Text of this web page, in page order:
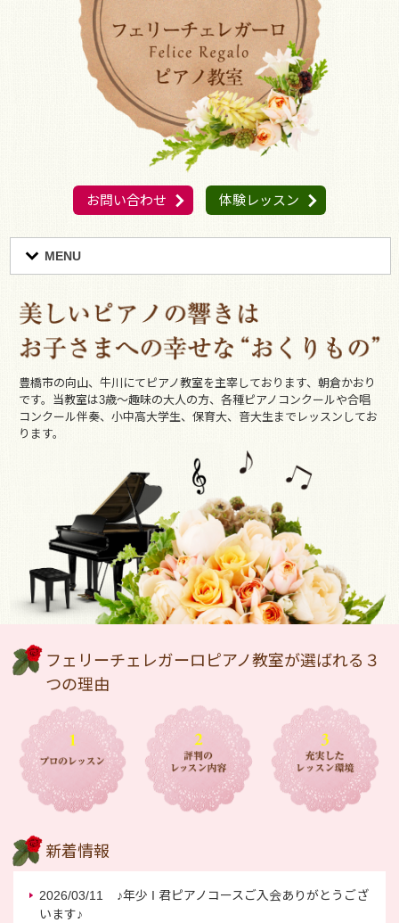
お問い合わせ 体験レッスン
MENU
豊橋市の向山、牛川にてピアノ教室を主宰しております、朝倉かおり
です。当教室は3歳～趣味の大人の方、各種ピアノコンクールや合唱
コンクール伴奏、小中高大学生、保育大、音大生までレッスンしてお
ります。
フェリーチェレガーロピアノ教室が選ばれる３
つの理由
新着情報
2026/03/11
♪年少 I 君ピアノコースご入会ありがとうござ
います♪